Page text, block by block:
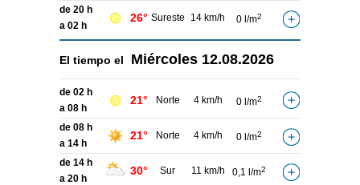
de 20 h
a 02 h
26° Sureste 14 km/h 0 l/m2
El tiempo el Miércoles 12.08.2026
de 02 h
a 08 h
21° Norte 4 km/h 0 l/m2
de 08 h
a 14 h
21° Norte 4 km/h 0 l/m2
de 14 h
a 20 h
30° Sur 11 km/h 0,1 l/m2